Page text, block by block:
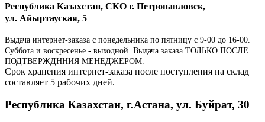
Республика Казахстан, СКО г. Петропавловск,
ул. Айыртауская, 5
Выдача интернет-заказа с понедельника по пятницу с 9-00 до 16-00.
Суббота и воскресенье - выходной. Выдача заказа ТОЛЬКО ПОСЛЕ
ПОДТВЕРЖДННИЯ МЕНЕДЖЕРОМ.
Срок хранения интернет-заказа после поступления на склад
составляет 5 рабочих дней.
Республика Казахстан, г.Астана, ул. Буйрат, 30